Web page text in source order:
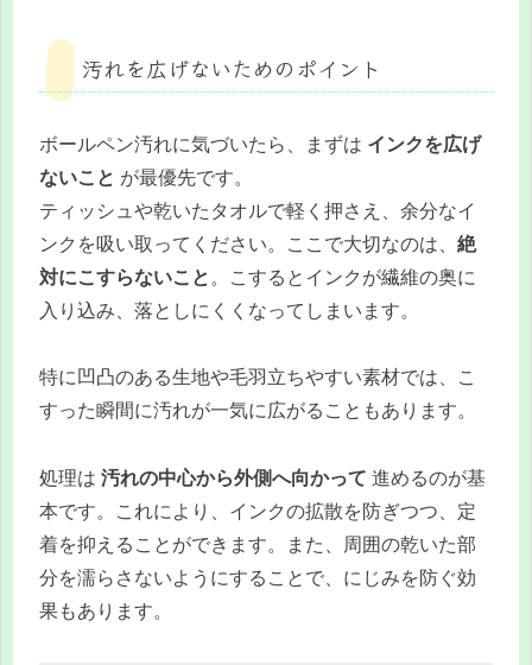
汚れを広げないためのポイント
ボールペン汚れに気づいたら、まずは インクを広げ
ないこと が最優先です。
ティッシュや乾いたタオルで軽く押さえ、余分なイ
ンクを吸い取ってください。ここで大切なのは、 絶
対にこすらないこと 。こするとインクが繊維の奥に
入り込み、落としにくくなってしまいます。
特に凹凸のある生地や毛羽立ちやすい素材では、こ
すった瞬間に汚れが一気に広がることもあります。
処理は 汚れの中心から外側へ向かって 進めるのが基
本です。これにより、インクの拡散を防ぎつつ、定
着を抑えることができます。また、周囲の乾いた部
分を濡らさないようにすることで、にじみを防ぐ効
果もあります。